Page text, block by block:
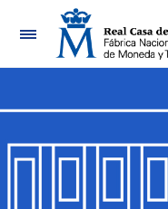
Mostrar/Ocultar